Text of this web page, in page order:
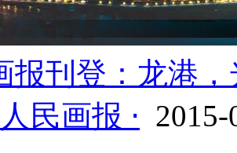
报刊登：龙港
人民画报 ⋅ 2015-